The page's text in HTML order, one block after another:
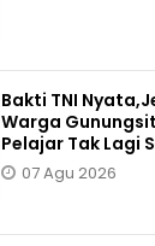
Bakti TNI
Warga
Pelajar Tak Lagi
07 Agu 2026